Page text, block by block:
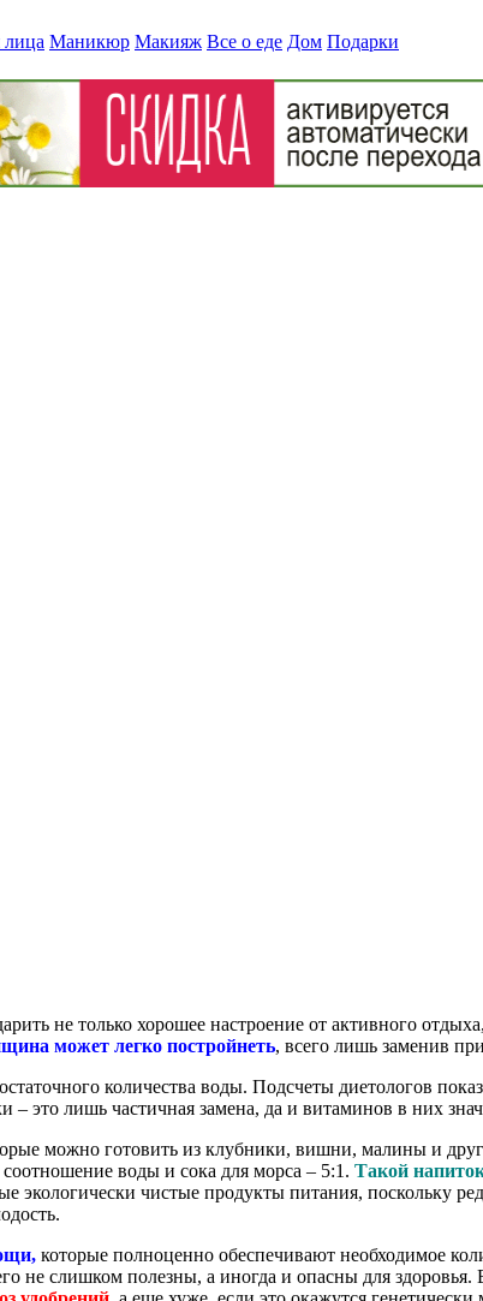
Маникюр Макияж Все о еде Дом Подарки
похудеть?
не только хорошее настроение от активного
может легко постройнеть, всего лишь заменив
количества воды. Подсчеты диетологов
– это лишь частичная замена, да и витаминов в них
можно готовить из клубники, вишни, малины и
воды и сока для морса – 5:1. Такой
экологически чистые продукты питания, поскольку
которые полноценно обеспечивают необходимое
не слишком полезны, а иногда и опасны для